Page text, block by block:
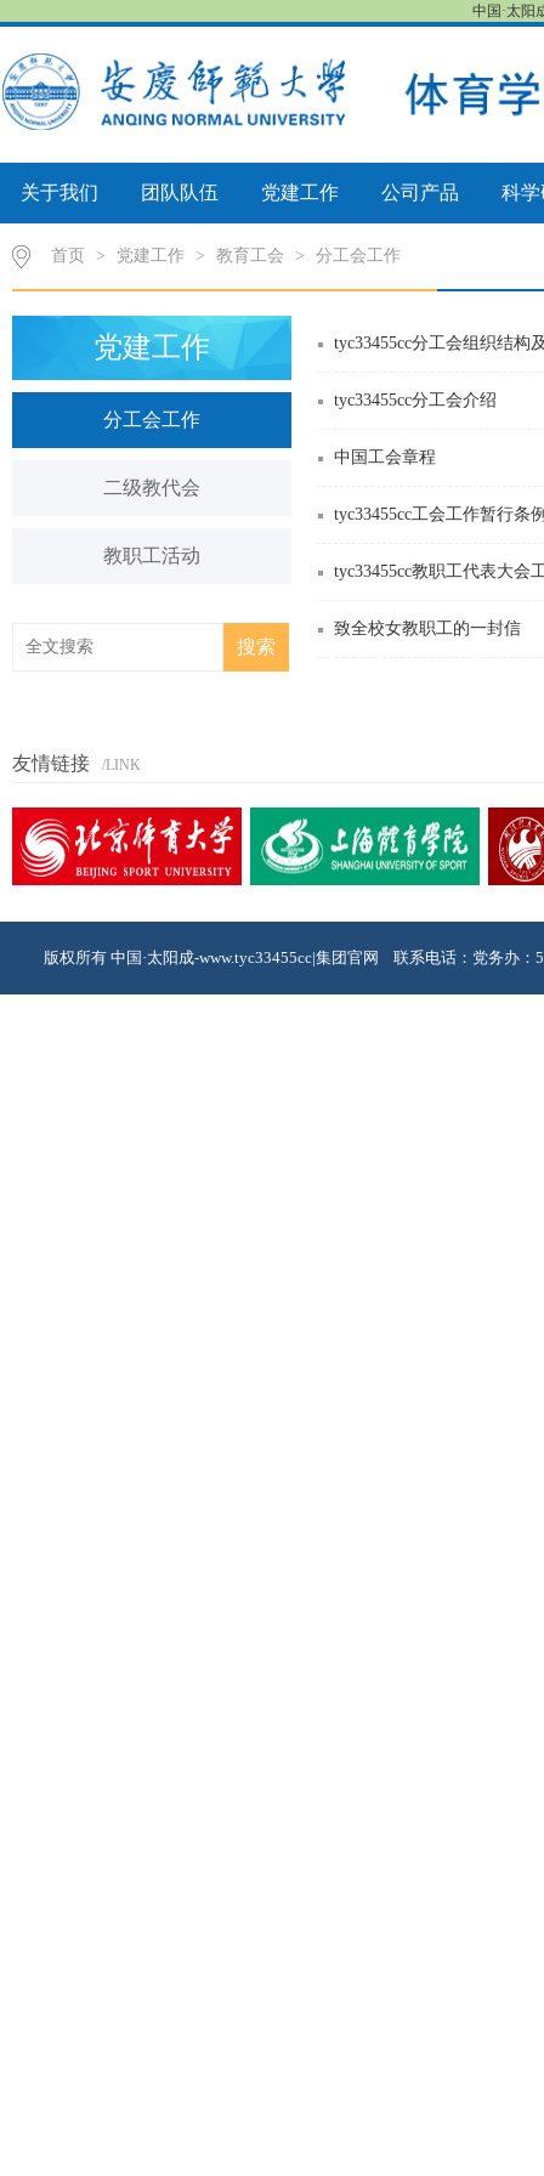
中国·太阳
关于我们 团队队伍 党建工作 公司产品 科学
首页 > 党建工作 > 教育工会 > 分工会工作
党建工作
分工会工作
二级教代会
教职工活动
tyc33455cc分工会组织结构
tyc33455cc分工会介绍
中国工会章程
tyc33455cc工会工作暂行条
tyc33455cc教职工代表大会
致全校女教职工的一封信
友情链接 /LINK
版权所有 中国·太阳成-www.tyc33455cc|集团官网 联系电话：党务办